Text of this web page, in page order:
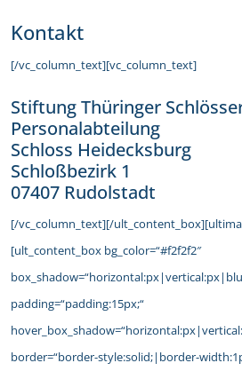
Kontakt
[/vc_column_text][vc_column_text]
Stiftung Thüringer
Personalabteilung
Schloss Heidecksburg
Schloßbezirk 1
07407 Rudolstadt
[/vc_column_text][/
[ult_content_box bg_color=“#f2f2f2″
padding=“padding:15px;“
border=“border-style:solid;|border-